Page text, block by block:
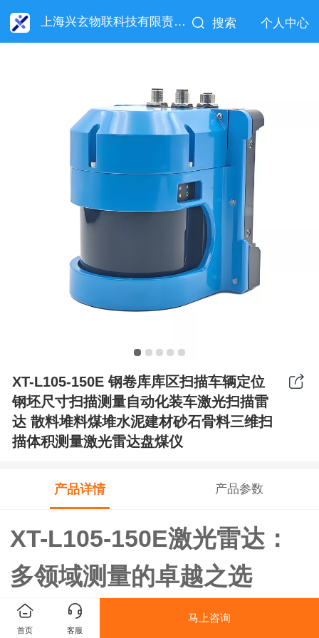
上海兴玄物联科技有限责任公司 搜索 个人中心
XT-L105-150E 钢卷库库区扫描车辆定位
钢坯尺寸扫描测量自动化装车激光扫描雷
达 散料堆料煤堆水泥建材砂石骨料三维扫
描体积测量激光雷达盘煤仪
产品详情 产品参数
XT-L105-150E激光雷达：
多领域测量的卓越之选
在工业测量领域，精准、高效的测量设备是提升生产效
率和质量的关键。今天，我们要为大家介绍一款功能强
首页 客服
马上咨询